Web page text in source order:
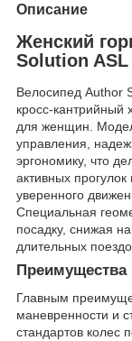
Описание
Женский
Solution ASL
Велосипед Author
кросс-кантрийный
для женщин.
управления,
эргономику, что
активных
уверенного
Специальная
посадку, снижая
длительных
Главным
маневренности и
стандартов колес